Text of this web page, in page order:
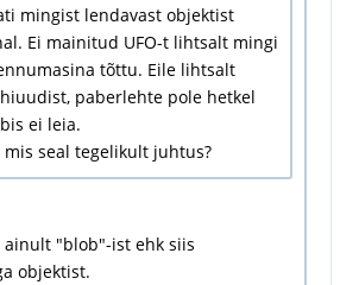
mingist lendavast objektist
Ei mainitud UFO-t lihtsalt mingi
tõttu. Eile lihtsalt
paberlehte pole hetkel
ei leia.
seal tegelikult juhtus?
ainult "blob"-ist ehk siis
objektist.